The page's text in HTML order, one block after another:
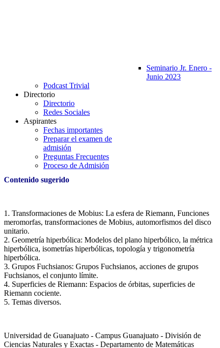
Seminario Jr. Enero -
Junio 2023
Podcast Trivial
Directorio
Directorio
Redes Sociales
Aspirantes
Fechas importantes
Preparar el examen de
admisión
Preguntas Frecuentes
Proceso de Admisión
Contenido sugerido
1. Transformaciones de Mobius: La esfera de Riemann, Funciones
meromorfas, transformaciones de Mobius, automorfismos del disco
unitario.
2. Geometría hiperbólica: Modelos del plano hiperbólico, la métrica
hiperbólica, isometrías hiperbólicas, topología y trigonometría
hiperbólica.
3. Grupos Fuchsianos: Grupos Fuchsianos, acciones de grupos
Fuchsianos, el conjunto límite.
4. Superficies de Riemann: Espacios de órbitas, superficies de
Riemann cociente.
5. Temas diversos.
Universidad de Guanajuato - Campus Guanajuato - División de
Ciencias Naturales y Exactas - Departamento de Matemáticas